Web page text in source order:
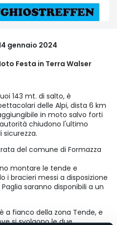
gennaio 2024
Festa in Terra Walser
143 mt. di salto, è
delle Alpi, dista 6 km
in moto salvo forti
chiudono l'ultimo
del comune di Formazza
montare le tende e
i bracieri messi a disposizione
saranno disponibili a un
a fianco della zona Tende, e
si svolgono le due